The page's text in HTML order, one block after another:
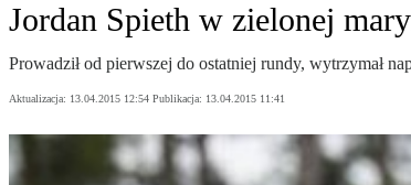
Jordan Spieth w zielonej
Prowadził od pierwszej do ostatniej rundy, wytrzymał
Aktualizacja: 13.04.2015 12:54 Publikacja: 13.04.2015 11:41